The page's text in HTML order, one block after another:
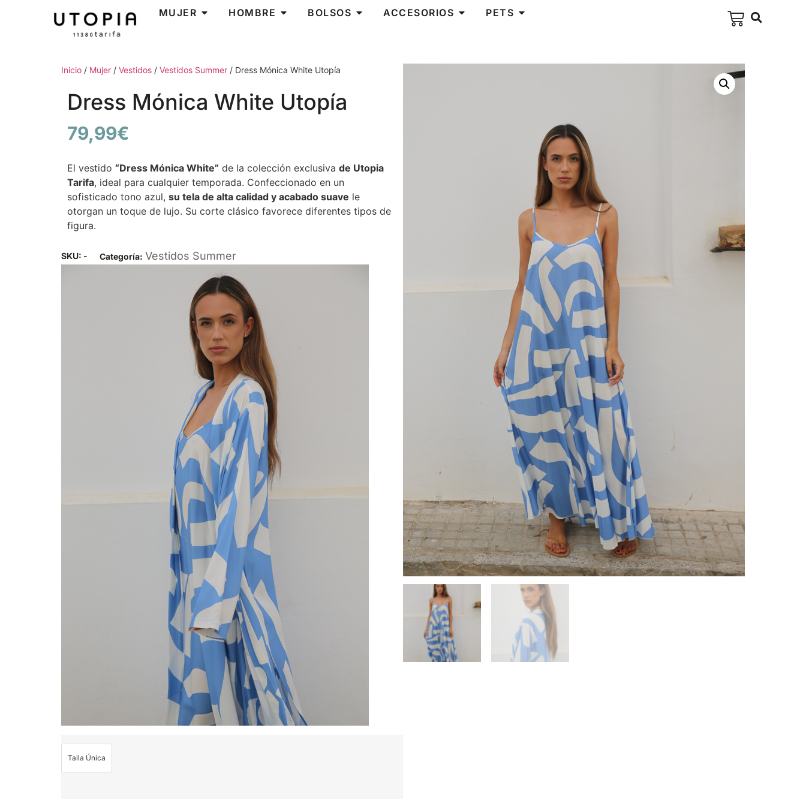
MUJER HOMBRE BOLSOS ACCESORIOS PETS
Inicio / Mujer / Vestidos / Vestidos Summer / Dress Mónica White Utopía
Dress Mónica White Utopía
79,99€
El vestido “Dress Mónica White” de la colección exclusiva de Utopia
Tarifa, ideal para cualquier temporada. Confeccionado en un
sofisticado tono azul, su tela de alta calidad y acabado suave le
otorgan un toque de lujo. Su corte clásico favorece diferentes tipos de
figura.
SKU: - Categoría: Vestidos Summer
Talla Única